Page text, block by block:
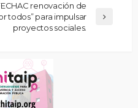
renovación de
todos” para impulsar
proyectos sociales.